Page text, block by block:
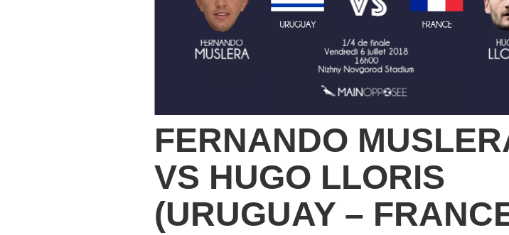
FERNANDO
VS HUGO LLORIS
(URUGUAY –